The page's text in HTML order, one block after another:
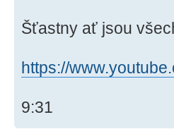
Šťastny ať jsou
https://
9:31